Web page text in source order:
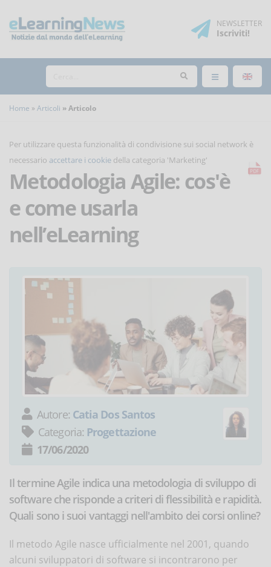
NEWSLETTER
Iscriviti!
Home Articoli Articolo
Per utilizzare questa funzionalità di condivisione sui social network è
necessario accettare i cookie della categoria 'Marketing'
Metodologia Agile: cos'è
e come usarla
nell’eLearning
Autore: Catia Dos Santos
Categoria: Progettazione
17/06/2020
Il termine Agile indica una metodologia di sviluppo di
software che risponde a criteri di flessibilità e rapidità.
Quali sono i suoi vantaggi nell'ambito dei corsi online?
Il metodo Agile nasce ufficialmente nel 2001, quando
alcuni sviluppatori di software si incontrarono per